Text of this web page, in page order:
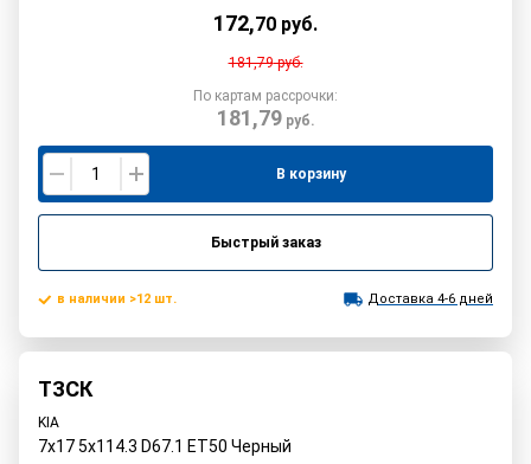
172,70 руб.
181,79руб.
По картам рассрочки:
181,79руб.
В корзину
Быстрый заказ
в наличии >12 шт. Доставка 4-6 дней
ТЗСК
KIA
7x17 5x114.3 D67.1 ET50 Черный